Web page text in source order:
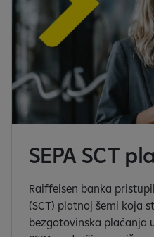
SEPA SCT
Raiffeisen banka
(SCT) platnoj šemi koja
bezgotovinska plaćanja